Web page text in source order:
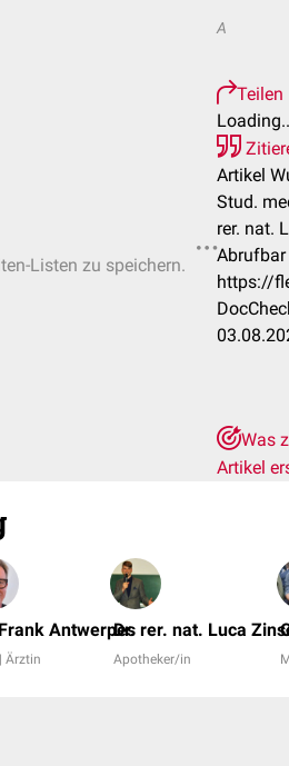
Listen zu speichern.
A
Teilen
Artikel
Stud.
rer. nat.
Abrufbar
https://
Was
Artikel
Antwerpes
Ärztin
Dr. rer. nat. Luca
Apotheker/in